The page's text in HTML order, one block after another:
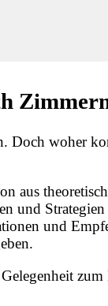
woher
und
und